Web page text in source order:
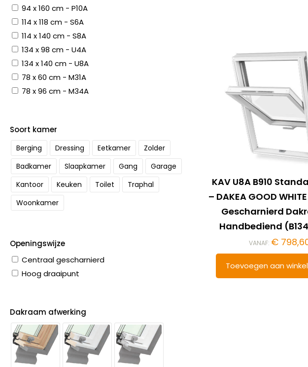
KAV U8A B910
– DAKEA GOOD
Gescharnierd
Handbediend
VANAF: €
Toevoegen aan
94 x 160 cm - P10A
114 x 118 cm - S6A
114 x 140 cm - S8A
134 x 98 cm - U4A
134 x 140 cm - U8A
78 x 60 cm - M31A
78 x 96 cm - M34A
Soort kamer
Berging Dressing Eetkamer
Zolder
Badkamer
Slaapkamer Gang
Garage
Kantoor
Keuken Toilet
Traphal
Woonkamer
Openingswijze
Centraal gescharnierd
Hoog draaipunt
Dakraam afwerking